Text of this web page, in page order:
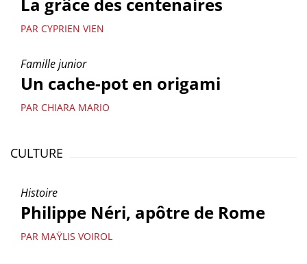
PAR CYPRIEN VIEN
Famille junior
Un cache-pot en origami
PAR CHIARA MARIO
CULTURE
Histoire
Philippe Néri, apôtre de Rome
PAR MAŸLIS VOIROL